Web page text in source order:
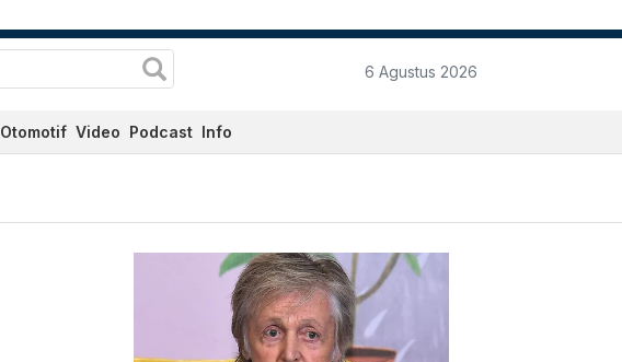
6 Agustus 2026
Otomotif Video Podcast Info